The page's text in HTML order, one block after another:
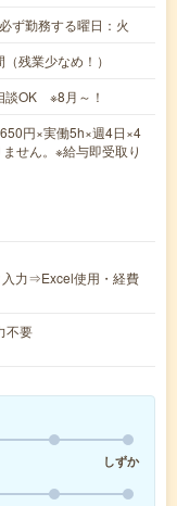
ず勤務する曜日：火
残業少なめ！）
OK ※8月～！
円×実働5h×週4日×4
せん。※給与即受取り
入力⇒Excel使用・経費
不要
しずか